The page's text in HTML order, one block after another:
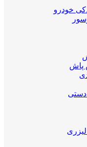
خودرو
پاش
دستی
لیزری